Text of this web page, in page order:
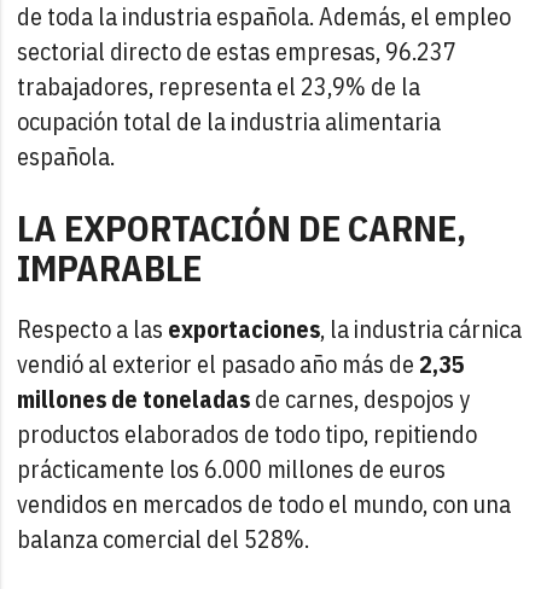
de toda la industria española. Además, el empleo
sectorial directo de estas empresas, 96.237
trabajadores, representa el 23,9% de la
ocupación total de la industria alimentaria
española.
LA EXPORTACIÓN DE CARNE,
IMPARABLE
Respecto a las exportaciones, la industria cárnica
vendió al exterior el pasado año más de2,35
millones de toneladasde carnes, despojos y
productos elaborados de todo tipo, repitiendo
prácticamente los 6.000 millones de euros
vendidos en mercados de todo el mundo, con una
balanza comercial del 528%.